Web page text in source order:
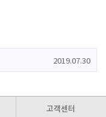
2019.07.30
고객센터